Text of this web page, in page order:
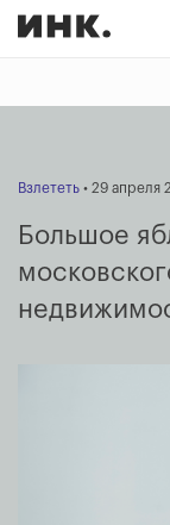
Взлететь • 29 апреля
Большое